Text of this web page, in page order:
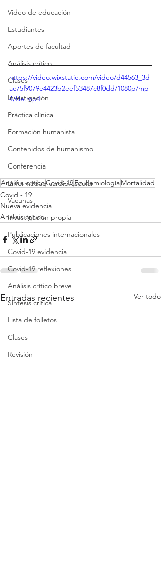
Video de educación
Estudiantes
Aportes de facultad
Análisis crítico
Clases
Investigación
Práctica clínica
Formación humanista
Contenidos de humanismo
Conferencia
Enfermedad cardiovascular
Vacunas
Investigacion propia
Publicaciones internacionales
Covid-19 evidencia
Covid-19 reflexiones
Análisis crítico breve
Síntesis crítica
Lista de folletos
Clases
Revisión
https://video.wixstatic.com/video/d44563_3d
ac75f9079e4423b2eef53487c8f0dd/1080p/mp
4/file.mp4
Análisis críticoCovid-19EpidemiologíaMortalidad
Covid - 19
Nueva evidencia
Análisis crítico
Entradas recientes Ver todo